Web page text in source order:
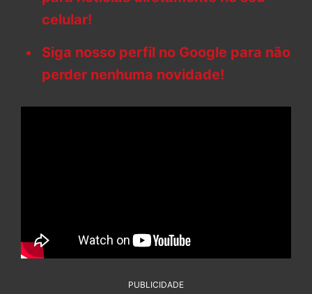
celular!
Siga nosso perfil no Google para não
perder nenhuma novidade!
PUBLICIDADE